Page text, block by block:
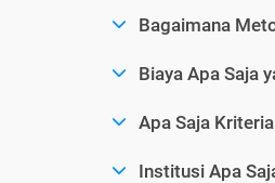
Bagaimana
Biaya Apa Saja
Apa Saja
Institusi Apa